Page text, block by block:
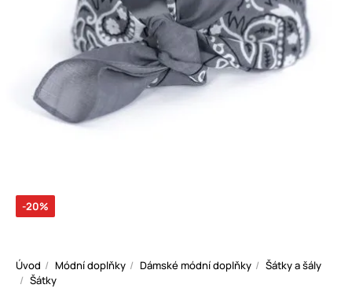
-20%
Úvod Módní doplňky Dámské módní doplňky
Šátky a šály
Šátky